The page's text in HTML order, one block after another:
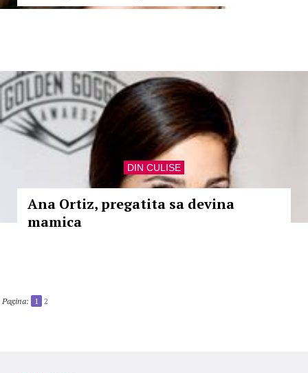
DIN CULISE
Ana Ortiz, pregatita sa devina
mamica
Pagina: 1 2